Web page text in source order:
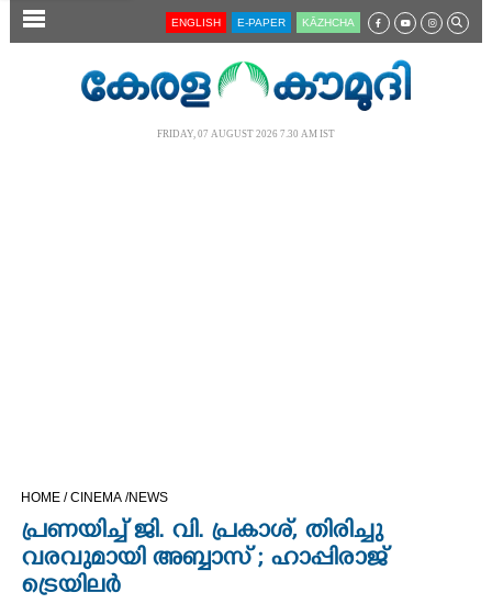
SECTIONS
OPINION
ENGLISH E-PAPER KĀZHCHA
FRIDAY, 07 AUGUST 2026 7.30 AM IST
HOME /CINEMA /NEWS
പ്രണയിച്ച് ജി. വി. പ്രകാശ്, തിരിച്ചു
വരവുമായി അബ്ബാസ് ; ഹാപ്പിരാജ്
ട്രെയിലർ